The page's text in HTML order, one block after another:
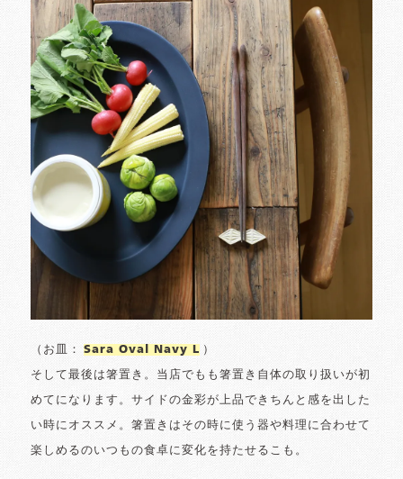
（お皿： Sara Oval Navy L ）
そして最後は箸置き。当店でもも箸置き自体の取り扱いが初
めてになります。サイドの金彩が上品できちんと感を出した
い時にオススメ。箸置きはその時に使う器や料理に合わせて
楽しめるのいつもの食卓に変化を持たせるこも。